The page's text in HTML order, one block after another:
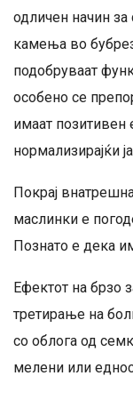
одличен начин
камења во
подобруваат
особено се
имаат позитивен
нормализирајќи
Покрај
маслинки е
Познато е дека
Ефектот на брзо
третирање на
со облога од
мелени или